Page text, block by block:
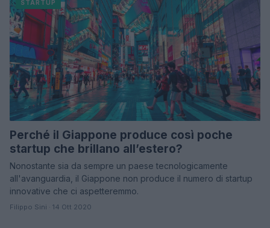
STARTUP
Perché il Giappone produce così poche
startup che brillano all’estero?
Nonostante sia da sempre un paese tecnologicamente
all'avanguardia, il Giappone non produce il numero di startup
innovative che ci aspetteremmo.
Filippo Sini · 14 Ott 2020